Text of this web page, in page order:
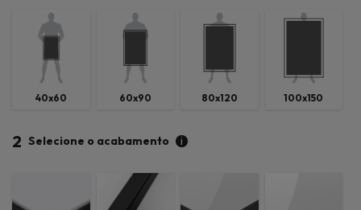
40x60 60x90 80x120 100x150
2 Selecione o acabamento i